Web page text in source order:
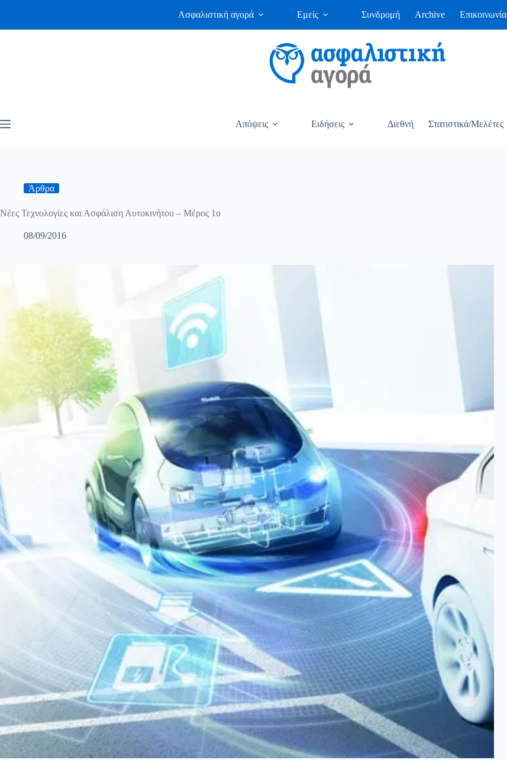
Ασφαλιστική αγορά Εμείς Συνδρομή Archive Επικοινωνία
Απόψεις Ειδήσεις Διεθνή Στατιστικά/Μελέτες
Άρθρα
Νέες Τεχνολογίες και Ασφάλιση Αυτοκινήτου – Μέρος 1ο
08/09/2016